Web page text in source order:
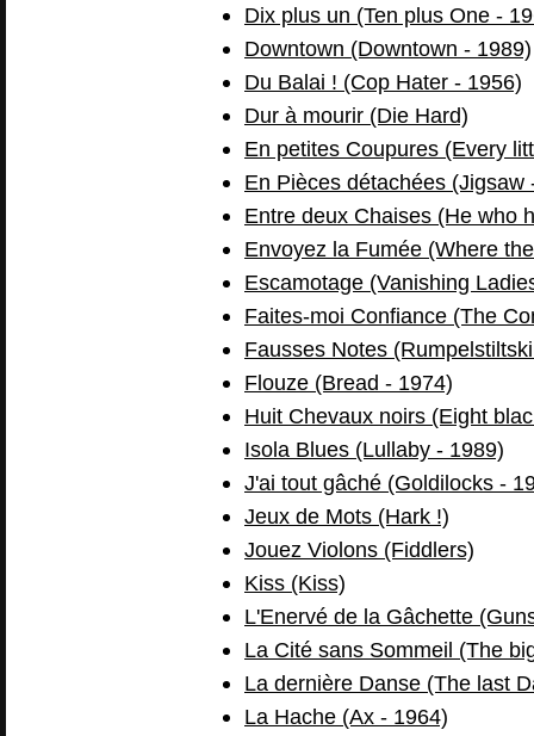
Dix plus un (Ten plus One -
Downtown (Downtown - 1989)
Du Balai ! (Cop Hater - 1956)
Dur à mourir (Die Hard)
En petites Coupures (Every
En Pièces détachées (Jigsaw
Entre deux Chaises (He who
Envoyez la Fumée (Where
Escamotage (Vanishing
Faites-moi Confiance (The
Fausses Notes
Flouze (Bread - 1974)
Huit Chevaux noirs (Eight
Isola Blues (Lullaby - 1989)
J'ai tout gâché (Goldilocks -
Jeux de Mots (Hark !)
Jouez Violons (Fiddlers)
Kiss (Kiss)
L'Enervé de la Gâchette
La Cité sans Sommeil (The
La dernière Danse (The last
La Hache (Ax - 1964)